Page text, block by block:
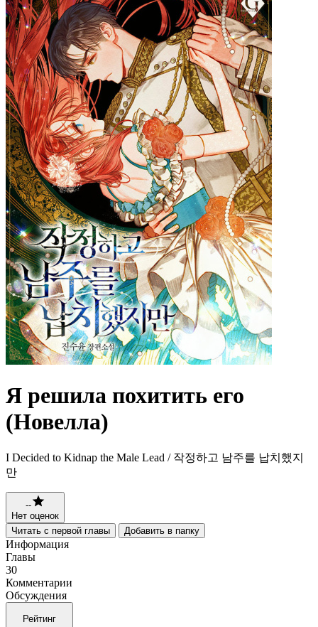
Я решила похитить его
(Новелла)
I Decided to Kidnap the Male Lead / 작정하고 남주를 납치했지
만
--
Нет оценок
Читать с первой главы
Добавить в папку
Информация
Главы
30
Комментарии
Обсуждения
Рейтинг